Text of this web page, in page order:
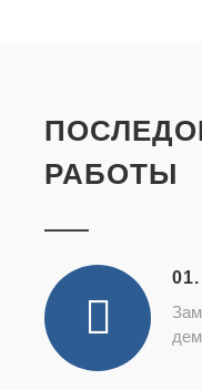
РАБОТЫ